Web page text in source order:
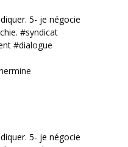
5- je négocie
#syndicat
#dialogue
5- je négocie